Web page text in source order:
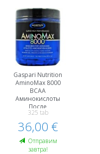
Gaspari Nutrition
AminoMax 8000
BCAA
Аминокислоты
После
Тренировки И
Восстановление
325 tab
36,00 €
Oтправим
завтра!